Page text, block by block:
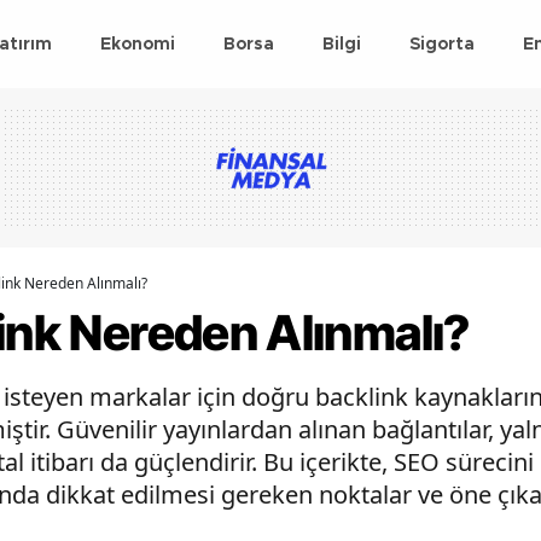
Ekonomi Borsa Bilgi Sigorta
Nereden Alınmalı?
Nereden Alınmalı?
markalar için doğru backlink
Güvenilir yayınlardan alınan bağlantılar,
itibarı da güçlendirir. Bu içerikte, SEO
dikkat edilmesi gereken noktalar ve öne